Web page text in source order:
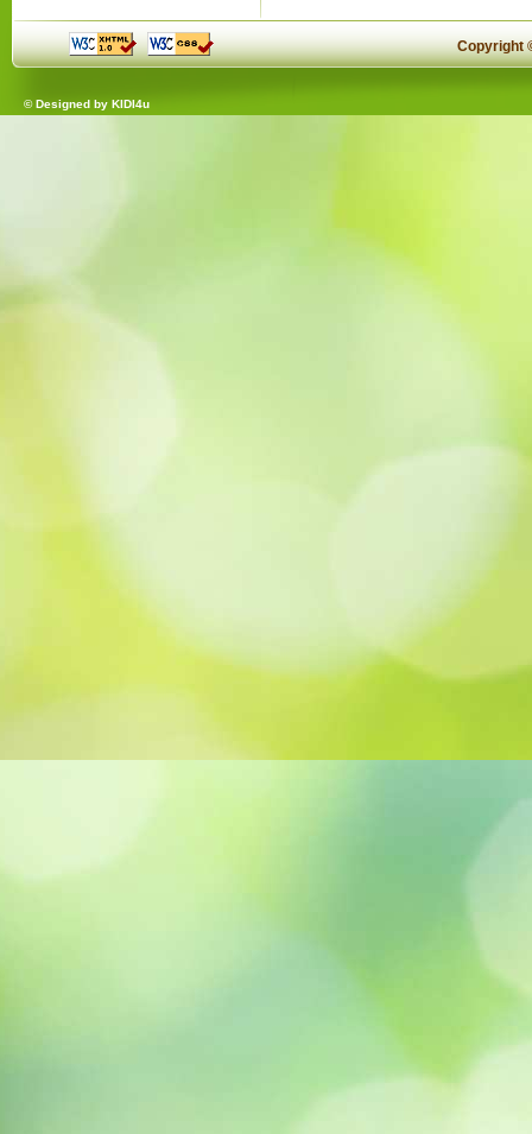
Copyright
© Designed by KIDI4u